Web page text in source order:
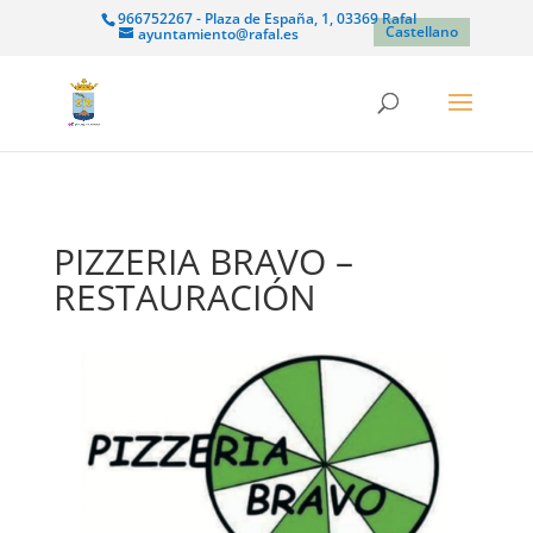
966752267 - Plaza de España, 1, 03369 Rafal
ayuntamiento@rafal.es Castellano
PIZZERIA BRAVO –
RESTAURACIÓN